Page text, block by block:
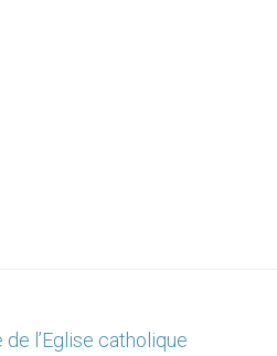
l’Eglise catholique